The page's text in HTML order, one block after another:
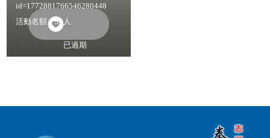
id=1772881766546280448
活動名額：30人
已過期